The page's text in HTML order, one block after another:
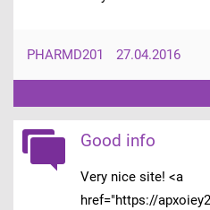
PHARMD201 27.04.2016
Good info
Very nice site! <a
href="https://